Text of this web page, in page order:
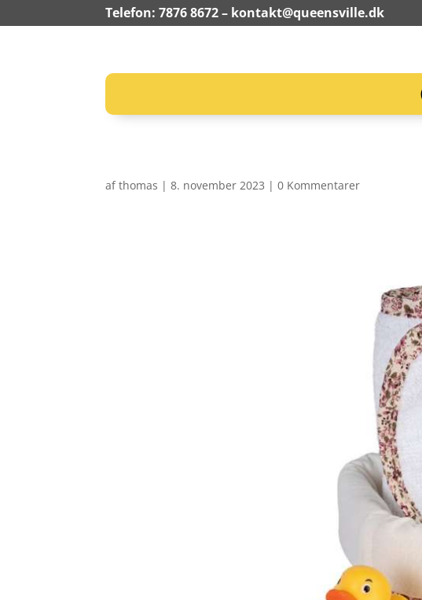
Telefon: 7876 8672 – kontakt@queensville.dk
afthomas |8. november 2023 |0 Kommentarer